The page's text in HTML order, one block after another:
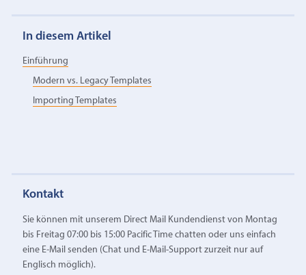
In diesem Artikel
Einführung
Modern vs. Legacy Templates
Importing Templates
Kontakt
Sie können mit unserem Direct Mail Kundendienst von Montag
bis Freitag 07:00 bis 15:00 Pacific Time chatten oder uns einfach
eine E‑Mail senden (Chat und E-Mail-Support zurzeit nur auf
Englisch möglich).